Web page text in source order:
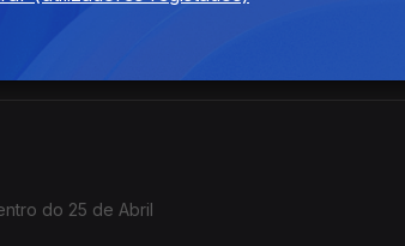
toda a vida politica de
do 25 de Abril